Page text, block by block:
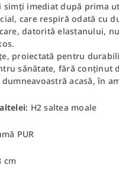
simți imediat după prima
care respiră odată cu
datorită elastanului,
proiectată pentru
sănătate, fără conținut
acasă, în
H2 saltea moale
PUR
cm